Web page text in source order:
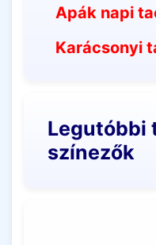
Apák napi
Karácsonyi
Legutóbbi
színezők